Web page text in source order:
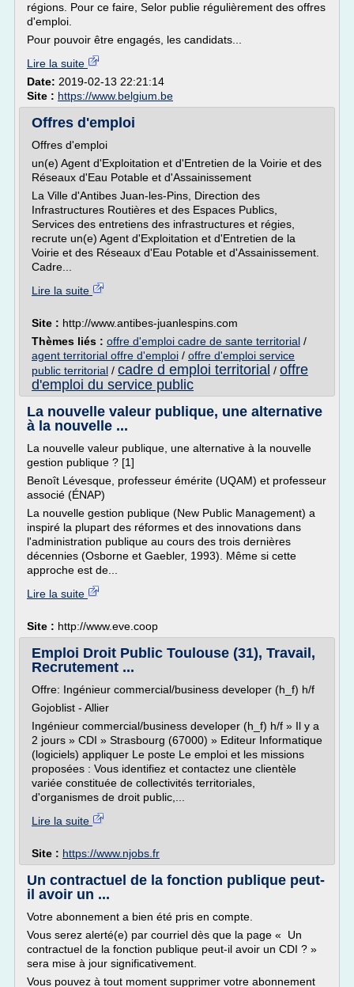
régions. Pour ce faire, Selor publie régulièrement des offres
d'emploi.
Pour pouvoir être engagés, les candidats...
Lire la suite
Date: 2019-02-13 22:21:14
Site : https://www.belgium.be
Offres d'emploi
Offres d'emploi
un(e) Agent d'Exploitation et d'Entretien de la Voirie et des
Réseaux d'Eau Potable et d'Assainissement
La Ville d'Antibes Juan-les-Pins, Direction des
Infrastructures Routières et des Espaces Publics,
Services des entretiens des infrastructures et régies,
recrute un(e) Agent d'Exploitation et d'Entretien de la
Voirie et des Réseaux d'Eau Potable et d'Assainissement.
Cadre...
Lire la suite
Site : http://www.antibes-juanlespins.com
Thèmes liés : offre d'emploi cadre de sante territorial /
agent territorial offre d'emploi / offre d'emploi service
public territorial / cadre d emploi territorial / offre
d'emploi du service public
La nouvelle valeur publique, une alternative
à la nouvelle ...
La nouvelle valeur publique, une alternative à la nouvelle
gestion publique ? [1]
Benoît Lévesque, professeur émérite (UQAM) et professeur
associé (ÉNAP)
La nouvelle gestion publique (New Public Management) a
inspiré la plupart des réformes et des innovations dans
l'administration publique au cours des trois dernières
décennies (Osborne et Gaebler, 1993). Même si cette
approche est de...
Lire la suite
Site : http://www.eve.coop
Emploi Droit Public Toulouse (31), Travail,
Recrutement ...
Offre: Ingénieur commercial/business developer (h_f) h/f
Gojoblist - Allier
Ingénieur commercial/business developer (h_f) h/f » Il y a
2 jours » CDI » Strasbourg (67000) » Editeur Informatique
(logiciels) appliquer Le poste Le emploi et les missions
proposées : Vous identifiez et contactez une clientèle
variée constituée de collectivités territoriales,
d'organismes de droit public,...
Lire la suite
Site : https://www.njobs.fr
Un contractuel de la fonction publique peut-
il avoir un ...
Votre abonnement a bien été pris en compte.
Vous serez alerté(e) par courriel dès que la page « Un
contractuel de la fonction publique peut-il avoir un CDI ? »
sera mise à jour significativement.
Vous pouvez à tout moment supprimer votre abonnement